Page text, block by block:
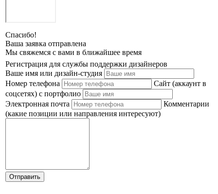
Спасибо!
Ваша заявка отправлена
Мы свяжемся с вами в ближайшее время
Регистрация для службы поддержки дизайнеров
Ваше имя или дизайн-студия
Номер телефона
Сайт (аккаунт в
соцсетях) с портфолио
Электронная почта
Комментарии
(какие позиции или направления интересуют)
Отправить